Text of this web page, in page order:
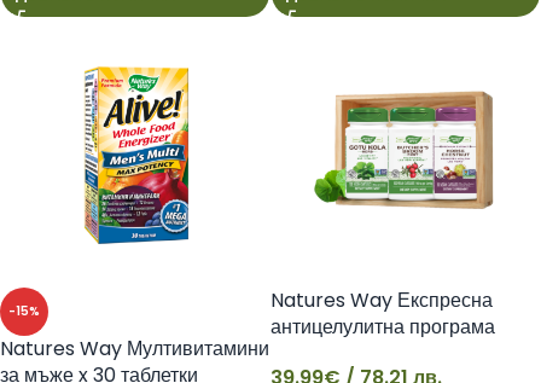
-15%
Natures Way Мултивитамини
за мъже x 30 таблетки
Natures Way Експресна
антицелулитна програма